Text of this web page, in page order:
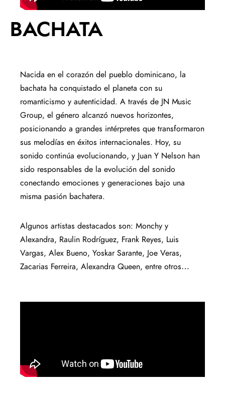
BACHATA
Nacida en el corazón del pueblo dominicano, la
bachata ha conquistado el planeta con su
romanticismo y autenticidad. A través de JN Music
Group, el género alcanzó nuevos horizontes,
posicionando a grandes intérpretes que transformaron
sus melodías en éxitos internacionales. Hoy, su
sonido continúa evolucionando, y Juan Y Nelson han
sido responsables de la evolución del sonido
conectando emociones y generaciones bajo una
misma pasión bachatera.
Algunos artistas destacados son: Monchy y
Alexandra, Raulin Rodríguez, Frank Reyes, Luis
Vargas, Alex Bueno, Yoskar Sarante, Joe Veras,
Zacarias Ferreira, Alexandra Queen, entre otros…